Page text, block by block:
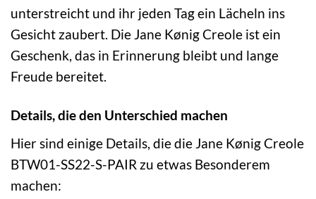
unterstreicht und ihr jeden Tag ein Lächeln ins
Gesicht zaubert. Die Jane Kønig Creole ist ein
Geschenk, das in Erinnerung bleibt und lange
Freude bereitet.
Details, die den Unterschied machen
Hier sind einige Details, die die Jane Kønig Creole
BTW01-SS22-S-PAIR zu etwas Besonderem
machen: